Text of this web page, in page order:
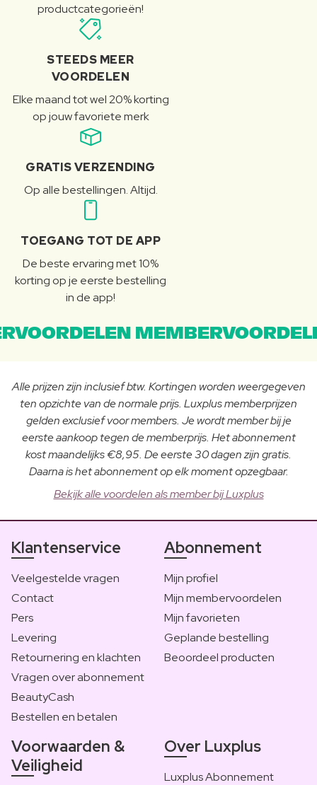
productcategorieën!
STEEDS MEER
VOORDELEN
Elke maand tot wel 20% korting
op jouw favoriete merk
GRATIS VERZENDING
Op alle bestellingen. Altijd.
TOEGANG TOT DE APP
De beste ervaring met 10%
korting op je eerste bestelling
in de app!
Alle prijzen zijn inclusief btw. Kortingen worden weergegeven
ten opzichte van de normale prijs. Luxplus memberprijzen
gelden exclusief voor members. Je wordt member bij je
eerste aankoop tegen de memberprijs. Het abonnement
kost maandelijks €8,95. De eerste 30 dagen zijn gratis.
Daarna is het abonnement op elk moment opzegbaar.
Bekijk alle voordelen als member bij Luxplus
Klantenservice
Veelgestelde vragen
Contact
Pers
Levering
Retournering en klachten
Vragen over abonnement
BeautyCash
Bestellen en betalen
Abonnement
Mijn profiel
Mijn membervoordelen
Mijn favorieten
Geplande bestelling
Beoordeel producten
Voorwaarden &
Veiligheid
Over Luxplus
Luxplus Abonnement